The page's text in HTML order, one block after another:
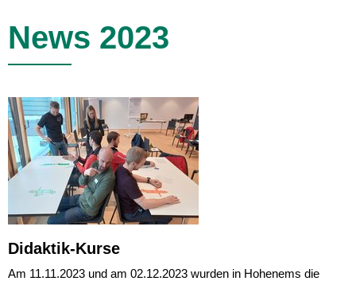
News 2023
Didaktik-Kurse
Am 11.11.2023 und am 02.12.2023 wurden in Hohenems die